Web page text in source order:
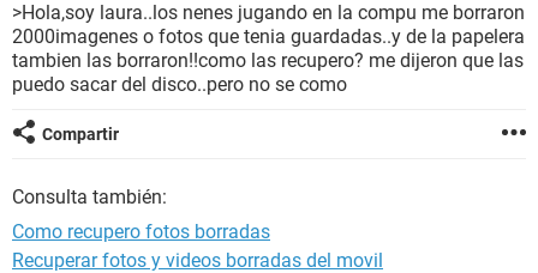
>Hola,soy laura..los nenes jugando en la compu me borraron
2000imagenes o fotos que tenia guardadas..y de la papelera
tambien las borraron!!como las recupero? me dijeron que las
puedo sacar del disco..pero no se como
Compartir
Consulta también:
Como recupero fotos borradas
Recuperar fotos y videos borradas del movil